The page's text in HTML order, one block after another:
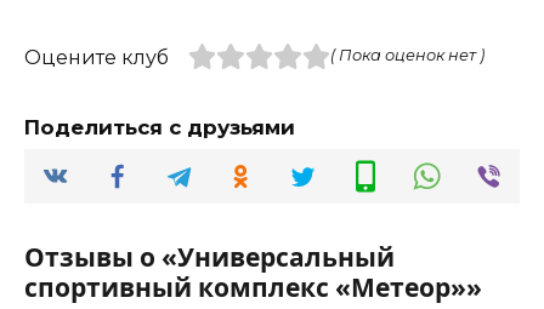
Оцените клуб ( Пока оценок нет )
Поделиться с друзьями
Отзывы о «Универсальный
спортивный комплекс «Метеор»»